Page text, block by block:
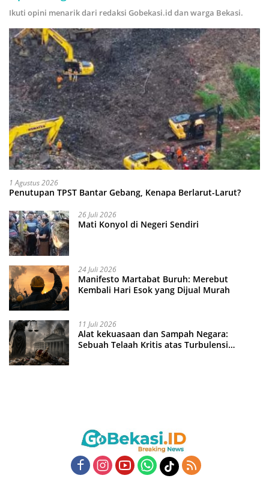
Ikuti opini menarik dari redaksi Gobekasi.id dan warga Bekasi.
1 Agustus 2026
Penutupan TPST Bantar Gebang, Kenapa Berlarut-Larut?
26 Juli 2026
Mati Konyol di Negeri Sendiri
24 Juli 2026
Manifesto Martabat Buruh: Merebut
Kembali Hari Esok yang Dijual Murah
11 Juli 2026
Alat kekuasaan dan Sampah Negara:
Sebuah Telaah Kritis atas Turbulensi